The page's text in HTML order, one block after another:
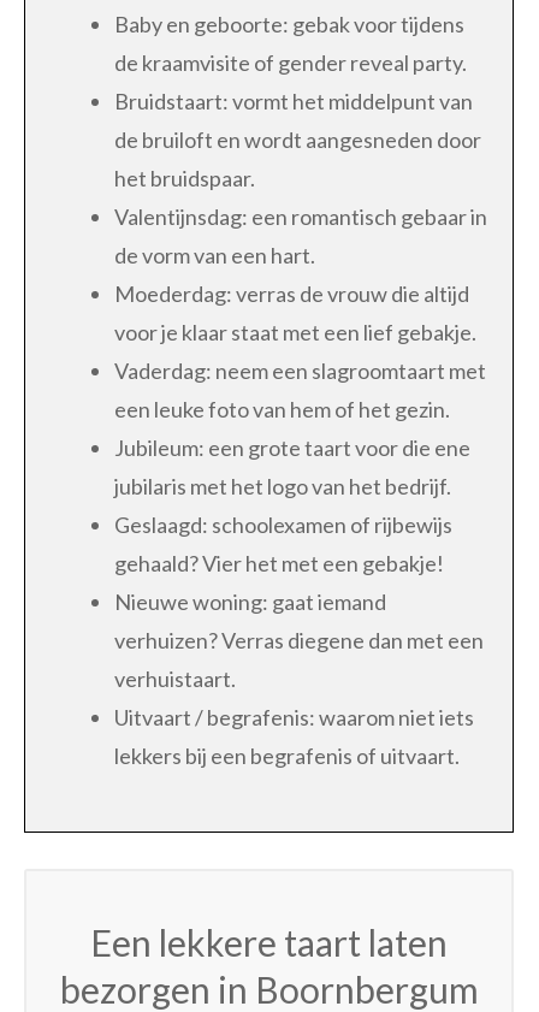
Baby en geboorte: gebak voor tijdens
de kraamvisite of gender reveal party.
Bruidstaart: vormt het middelpunt van
de bruiloft en wordt aangesneden door
het bruidspaar.
Valentijnsdag: een romantisch gebaar in
de vorm van een hart.
Moederdag: verras de vrouw die altijd
voor je klaar staat met een lief gebakje.
Vaderdag: neem een slagroomtaart met
een leuke foto van hem of het gezin.
Jubileum: een grote taart voor die ene
jubilaris met het logo van het bedrijf.
Geslaagd: schoolexamen of rijbewijs
gehaald? Vier het met een gebakje!
Nieuwe woning: gaat iemand
verhuizen? Verras diegene dan met een
verhuistaart.
Uitvaart / begrafenis: waarom niet iets
lekkers bij een begrafenis of uitvaart.
Een lekkere taart laten
bezorgen in Boornbergum